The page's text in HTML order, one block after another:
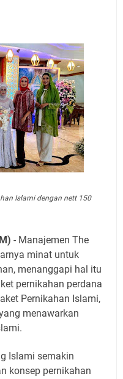
Islami dengan nett 150
- Manajemen The
minat untuk
menanggapi hal itu
pernikahan perdana
Pernikahan Islami,
menawarkan
Islami semakin
konsep pernikahan